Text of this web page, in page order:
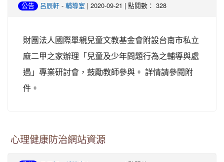
公告 呂辰軒 - 輔導室 | 2020-09-21 | 點閱數： 328
財團法人國際單親兒童文教基金會附設台南市私立
麻二甲之家辦理「兒童及少年問題行為之輔導與處
遇」專業研討會，鼓勵教師參與。 詳情請參閱附
件。
心理健康防治網站資源